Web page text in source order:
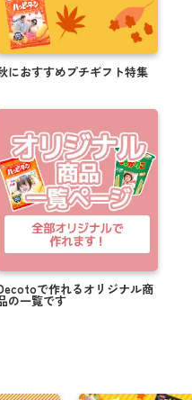
ャンペーン実施中！
ギフト ☆ミ
顔見せが叶う★☆
お菓子でサプライズ☆
ルギフト特集 .・゜
ャンペーン実施中！
にオススメの商品★
にオススメオリジナ
におすすめプチギフト特集
で作れるオリジナル商
の一覧です